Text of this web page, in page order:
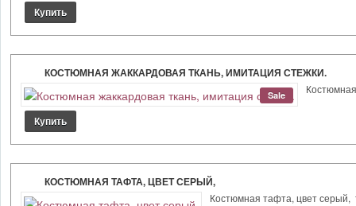
КОСТЮМНАЯ ЖАККАРДОВАЯ ТКАНЬ, ИМИТАЦИЯ СТЕЖКИ.
Sale
КОСТЮМНАЯ ТАФТА, ЦВЕТ СЕРЫЙ,
Костюмная тафта, цвет серый,